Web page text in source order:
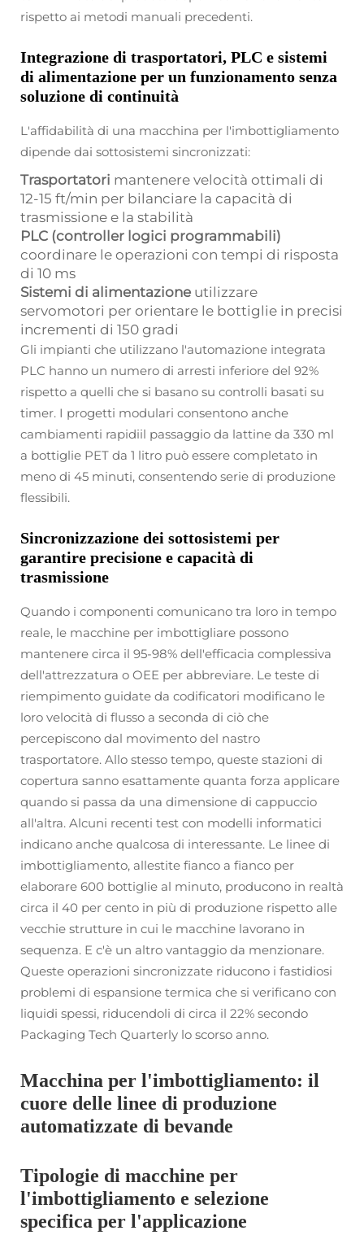
rispetto ai metodi manuali precedenti.
Integrazione di trasportatori, PLC e sistemi
di alimentazione per un funzionamento senza
soluzione di continuità
L'affidabilità di una macchina per l'imbottigliamento
dipende dai sottosistemi sincronizzati:
Trasportatori mantenere velocità ottimali di
12-15 ft/min per bilanciare la capacità di
trasmissione e la stabilità
PLC (controller logici programmabili)
coordinare le operazioni con tempi di risposta
di 10 ms
Sistemi di alimentazione utilizzare
servomotori per orientare le bottiglie in precisi
incrementi di 150 gradi
Gli impianti che utilizzano l'automazione integrata
PLC hanno un numero di arresti inferiore del 92%
rispetto a quelli che si basano su controlli basati su
timer. I progetti modulari consentono anche
cambiamenti rapidiil passaggio da lattine da 330 ml
a bottiglie PET da 1 litro può essere completato in
meno di 45 minuti, consentendo serie di produzione
flessibili.
Sincronizzazione dei sottosistemi per
garantire precisione e capacità di
trasmissione
Quando i componenti comunicano tra loro in tempo
reale, le macchine per imbottigliare possono
mantenere circa il 95-98% dell'efficacia complessiva
dell'attrezzatura o OEE per abbreviare. Le teste di
riempimento guidate da codificatori modificano le
loro velocità di flusso a seconda di ciò che
percepiscono dal movimento del nastro
trasportatore. Allo stesso tempo, queste stazioni di
copertura sanno esattamente quanta forza applicare
quando si passa da una dimensione di cappuccio
all'altra. Alcuni recenti test con modelli informatici
indicano anche qualcosa di interessante. Le linee di
imbottigliamento, allestite fianco a fianco per
elaborare 600 bottiglie al minuto, producono in realtà
circa il 40 per cento in più di produzione rispetto alle
vecchie strutture in cui le macchine lavorano in
sequenza. E c'è un altro vantaggio da menzionare.
Queste operazioni sincronizzate riducono i fastidiosi
problemi di espansione termica che si verificano con
liquidi spessi, riducendoli di circa il 22% secondo
Packaging Tech Quarterly lo scorso anno.
Macchina per l'imbottigliamento: il
cuore delle linee di produzione
automatizzate di bevande
Tipologie di macchine per
l'imbottigliamento e selezione
specifica per l'applicazione